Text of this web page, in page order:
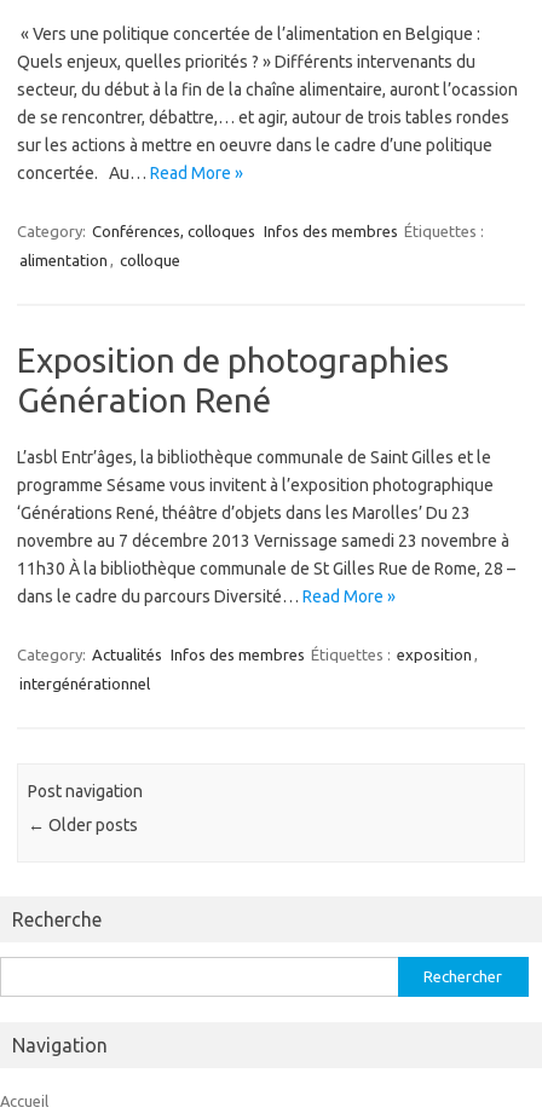
« Vers une politique concertée de l’alimentation en Belgique :
Quels enjeux, quelles priorités ? » Différents intervenants du
secteur, du début à la fin de la chaîne alimentaire, auront l’ocassion
de se rencontrer, débattre,… et agir, autour de trois tables rondes
sur les actions à mettre en oeuvre dans le cadre d’une politique
concertée. Au… Read More »
Category: Conférences, colloques Infos des membres Étiquettes :
alimentation , colloque
Exposition de photographies
Génération René
L’asbl Entr’âges, la bibliothèque communale de Saint Gilles et le
programme Sésame vous invitent à l’exposition photographique
‘Générations René, théâtre d’objets dans les Marolles’ Du 23
novembre au 7 décembre 2013 Vernissage samedi 23 novembre à
11h30 À la bibliothèque communale de St Gilles Rue de Rome, 28 –
dans le cadre du parcours Diversité… Read More »
Category: Actualités Infos des membres Étiquettes : exposition ,
intergénérationnel
Post navigation
← Older posts
Recherche
Navigation
Accueil